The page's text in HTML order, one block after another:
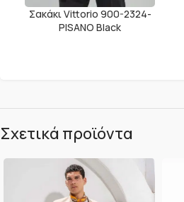
Σακάκι Vittorio 900-2324-
PISANO Black
Σχετικά προϊόντα